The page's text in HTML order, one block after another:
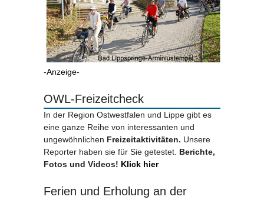
-Anzeige-
OWL-Freizeitcheck
In der Region Ostwestfalen und Lippe gibt es
eine ganze Reihe von interessanten und
ungewöhnlichen Freizeitaktivitäten. Unsere
Reporter haben sie für Sie getestet. Berichte,
Fotos und Videos! Klick hier
Ferien und Erholung an der